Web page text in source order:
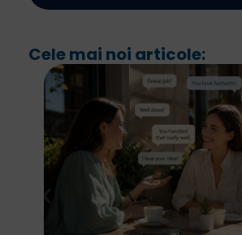
Cele mai noi articole: